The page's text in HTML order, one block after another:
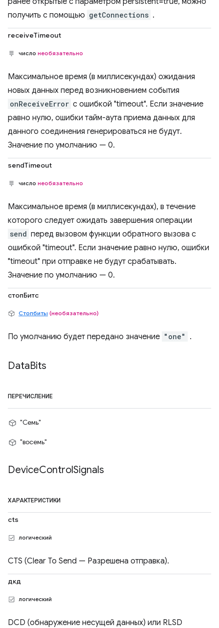
получить с помощью getConnections .
receiveTimeout
число необязательно
Максимальное время (в миллисекундах) ожидания
новых данных перед возникновением события
onReceiveError с ошибкой "timeout". Если значение
равно нулю, ошибки тайм-аута приема данных для
данного соединения генерироваться не будут.
Значение по умолчанию — 0.
sendTimeout
число необязательно
Максимальное время (в миллисекундах), в течение
которого следует ожидать завершения операции
send перед вызовом функции обратного вызова с
ошибкой "timeout". Если значение равно нулю, ошибки
"timeout" при отправке не будут срабатывать.
Значение по умолчанию — 0.
стопБитс
Стопбиты (необязательно)
По умолчанию будет передано значение "one" .
DataBits
ПЕРЕЧИСЛЕНИЕ
"Семь"
"восемь"
DeviceControlSignals
ХАРАКТЕРИСТИКИ
cts
логический
CTS (Clear To Send — Разрешена отправка).
дкд
логический
DCD (обнаружение несущей данных) или RLSD